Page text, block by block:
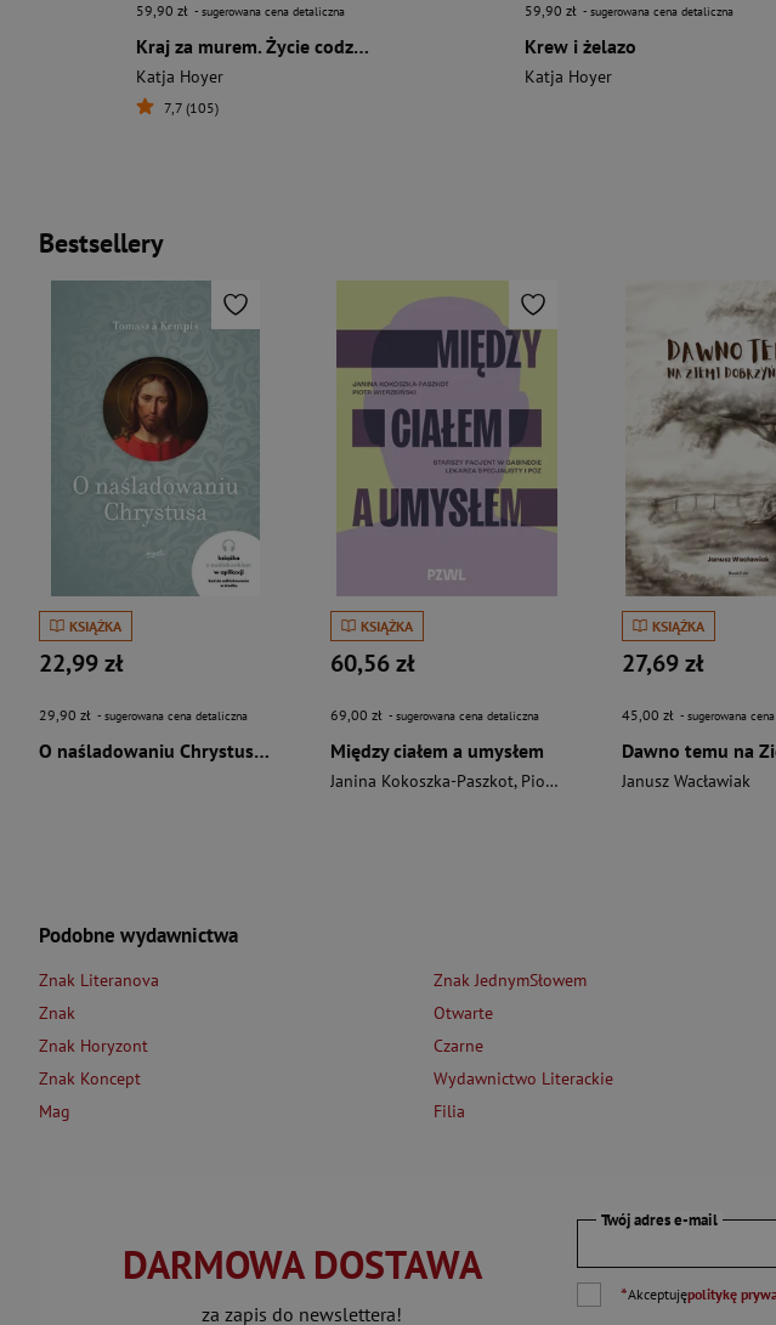
59,90 zł - sugerowana cena detaliczna
Kraj za murem. Życie codzienne w NRD
Katja Hoyer
7,7 (105)
59,90 zł - sugerowana cena detaliczna
Krew i żelazo
Katja Hoyer
Bestsellery
KSIĄŻKA
22,99 zł
29,90 zł - sugerowana cena detaliczna
O naśladowaniu Chrystusa wyd. 2026
KSIĄŻKA
60,56 zł
69,00 zł - sugerowana cena detaliczna
Między ciałem a umysłem
Janina Kokoszka-Paszkot, Piotr Wierzbiński
KSIĄŻKA
27,69 zł
45,00 zł - sugerowana
Janusz Wacławiak
Podobne wydawnictwa
Znak Literanova
Znak
Znak Horyzont
Znak Koncept
Mag
Znak JednymSłowem
Otwarte
Czarne
Wydawnictwo Literackie
Filia
DARMOWA DOSTAWA
za zapis do newslettera!
Twój adres e-mail
*Akceptujępolitykę